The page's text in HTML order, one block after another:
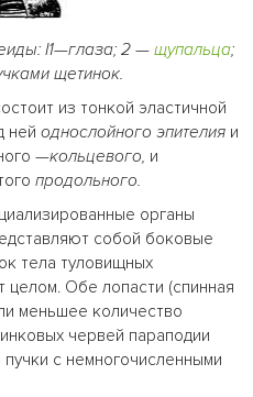
I1—глаза; 2 — щупальца;
щетинок.
из тонкой эластичной
ней однослойного эпителия и
—кольцевого, и
продольного.
органы
собой боковые
тела туловищных
целом. Обе лопасти (спинная
меньшее количество
червей параподии
с немногочисленными